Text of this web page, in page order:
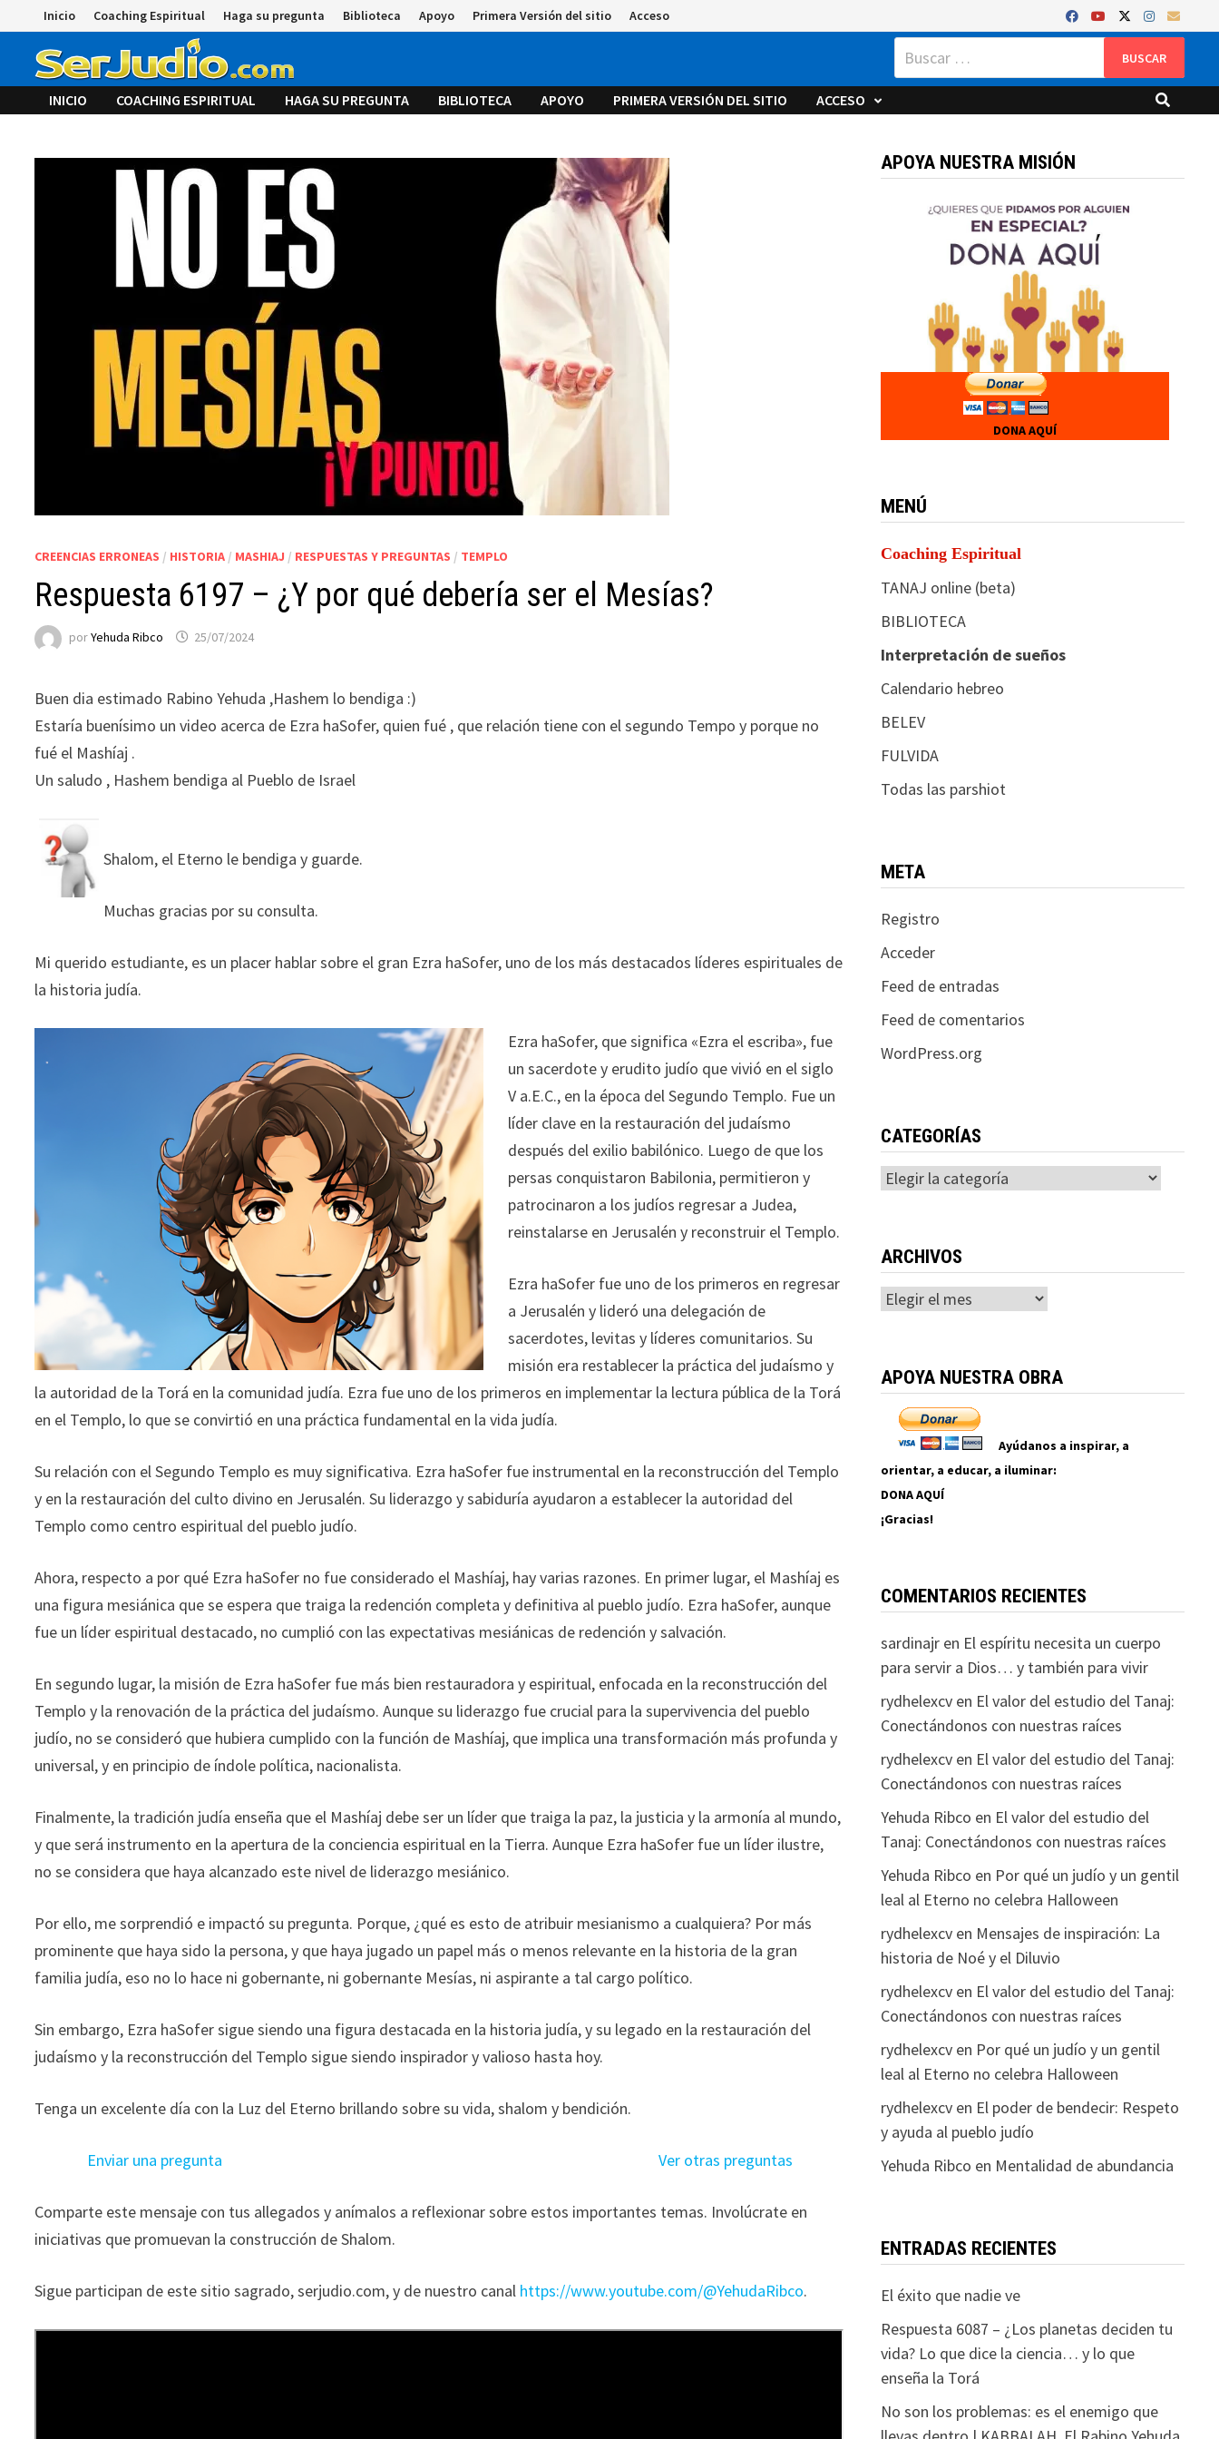
al
contenido
Inicio Coaching Espiritual Haga su pregunta Biblioteca Apoyo Primera Versión del sitio Acceso
Buscar:
INICIO COACHING ESPIRITUAL HAGA SU PREGUNTA BIBLIOTECA APOYO PRIMERA VERSIÓN DEL SITIO ACCESO
CREENCIAS ERRONEAS / HISTORIA / MASHIAJ / RESPUESTAS Y PREGUNTAS / TEMPLO
Respuesta 6197 – ¿Y por qué debería ser el Mesías?
porYehuda Ribco 25/07/2024
Buen dia estimado Rabino Yehuda ,Hashem lo bendiga :)
Estaría buenísimo un video acerca de Ezra haSofer, quien fué , que relación tiene con el segundo Tempo y porque no
fué el Mashíaj .
Un saludo , Hashem bendiga al Pueblo de Israel
Shalom, el Eterno le bendiga y guarde.
Muchas gracias por su consulta.
Mi querido estudiante, es un placer hablar sobre el gran Ezra haSofer, uno de los más destacados líderes espirituales de
la historia judía.
Ezra haSofer, que significa «Ezra el escriba», fue
un sacerdote y erudito judío que vivió en el siglo
V a.E.C., en la época del Segundo Templo. Fue un
líder clave en la restauración del judaísmo
después del exilio babilónico. Luego de que los
persas conquistaron Babilonia, permitieron y
patrocinaron a los judíos regresar a Judea,
reinstalarse en Jerusalén y reconstruir el Templo.
Ezra haSofer fue uno de los primeros en regresar
a Jerusalén y lideró una delegación de
sacerdotes, levitas y líderes comunitarios. Su
misión era restablecer la práctica del judaísmo y
la autoridad de la Torá en la comunidad judía. Ezra fue uno de los primeros en implementar la lectura pública de la Torá
en el Templo, lo que se convirtió en una práctica fundamental en la vida judía.
Su relación con el Segundo Templo es muy significativa. Ezra haSofer fue instrumental en la reconstrucción del Templo
y en la restauración del culto divino en Jerusalén. Su liderazgo y sabiduría ayudaron a establecer la autoridad del
Templo como centro espiritual del pueblo judío.
Ahora, respecto a por qué Ezra haSofer no fue considerado el Mashíaj, hay varias razones. En primer lugar, el Mashíaj es
una figura mesiánica que se espera que traiga la redención completa y definitiva al pueblo judío. Ezra haSofer, aunque
fue un líder espiritual destacado, no cumplió con las expectativas mesiánicas de redención y salvación.
En segundo lugar, la misión de Ezra haSofer fue más bien restauradora y espiritual, enfocada en la reconstrucción del
Templo y la renovación de la práctica del judaísmo. Aunque su liderazgo fue crucial para la supervivencia del pueblo
judío, no se consideró que hubiera cumplido con la función de Mashíaj, que implica una transformación más profunda y
universal, y en principio de índole política, nacionalista.
Finalmente, la tradición judía enseña que el Mashíaj debe ser un líder que traiga la paz, la justicia y la armonía al mundo,
y que será instrumento en la apertura de la conciencia espiritual en la Tierra. Aunque Ezra haSofer fue un líder ilustre,
no se considera que haya alcanzado este nivel de liderazgo mesiánico.
Por ello, me sorprendió e impactó su pregunta. Porque, ¿qué es esto de atribuir mesianismo a cualquiera? Por más
prominente que haya sido la persona, y que haya jugado un papel más o menos relevante en la historia de la gran
familia judía, eso no lo hace ni gobernante, ni gobernante Mesías, ni aspirante a tal cargo político.
Sin embargo, Ezra haSofer sigue siendo una figura destacada en la historia judía, y su legado en la restauración del
judaísmo y la reconstrucción del Templo sigue siendo inspirador y valioso hasta hoy.
Tenga un excelente día con la Luz del Eterno brillando sobre su vida, shalom y bendición.
Enviar una pregunta Ver otras preguntas
Comparte este mensaje con tus allegados y anímalos a reflexionar sobre estos importantes temas. Involúcrate en
iniciativas que promuevan la construcción de Shalom.
Sigue participan de este sitio sagrado, serjudio.com, y de nuestro canal https://www.youtube.com/@YehudaRibco.
APOYA NUESTRA MISIÓN
DONA AQUÍ
MENÚ
Coaching Espiritual
TANAJ online (beta)
BIBLIOTECA
Interpretación de sueños
Calendario hebreo
BELEV
FULVIDA
Todas las parshiot
META
Registro
Acceder
Feed de entradas
Feed de comentarios
WordPress.org
CATEGORÍAS
Categorías
ARCHIVOS
Archivos
APOYA NUESTRA OBRA
Ayúdanos a inspirar, a
orientar, a educar, a iluminar:
DONA AQUÍ
¡Gracias!
COMENTARIOS RECIENTES
sardinajren El espíritu necesita un cuerpo
para servir a Dios… y también para vivir
rydhelexcven El valor del estudio del Tanaj:
Conectándonos con nuestras raíces
rydhelexcven El valor del estudio del Tanaj:
Conectándonos con nuestras raíces
Yehuda Ribco en El valor del estudio del
Tanaj: Conectándonos con nuestras raíces
Yehuda Ribco en Por qué un judío y un gentil
leal al Eterno no celebra Halloween
rydhelexcven Mensajes de inspiración: La
historia de Noé y el Diluvio
rydhelexcven El valor del estudio del Tanaj:
Conectándonos con nuestras raíces
rydhelexcven Por qué un judío y un gentil
leal al Eterno no celebra Halloween
rydhelexcven El poder de bendecir: Respeto
y ayuda al pueblo judío
Yehuda Ribco en Mentalidad de abundancia
ENTRADAS RECIENTES
El éxito que nadie ve
Respuesta 6087 – ¿Los planetas deciden tu
vida? Lo que dice la ciencia… y lo que
enseña la Torá
No son los problemas: es el enemigo que